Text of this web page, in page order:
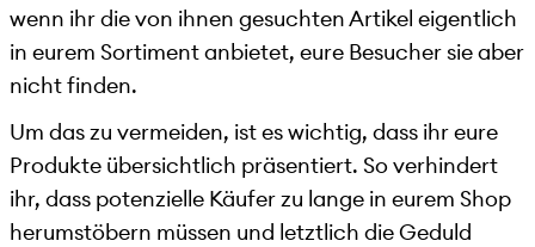
wenn ihr die von ihnen gesuchten Artikel eigentlich
in eurem Sortiment anbietet, eure Besucher sie aber
nicht finden.
Um das zu vermeiden, ist es wichtig, dass ihr eure
Produkte übersichtlich präsentiert. So verhindert
ihr, dass potenzielle Käufer zu lange in eurem Shop
herumstöbern müssen und letztlich die Geduld